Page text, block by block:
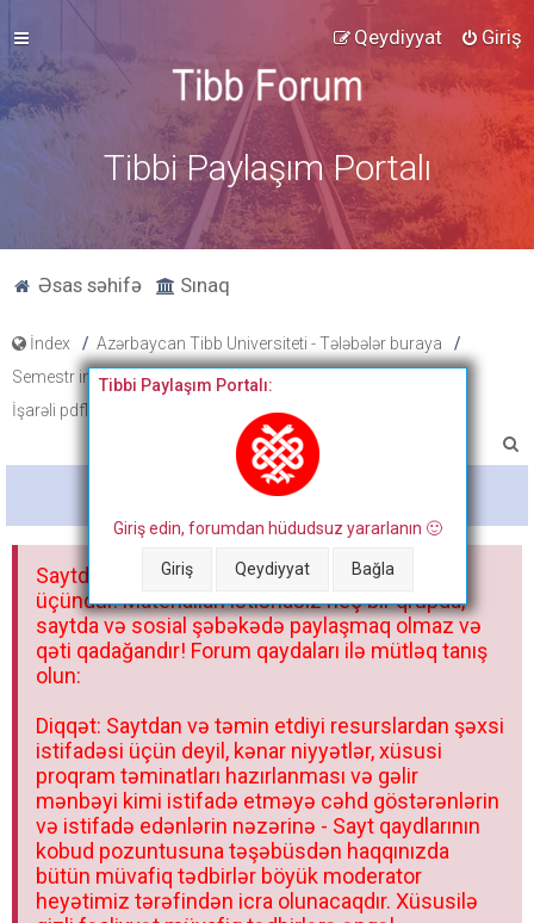
Giriş
Qeydiyyat
Tibbi Paylaşım Portalı
Əsas səhifə Sınaq
İndex
Azərbaycan Tibb Universiteti - Tələbələr buraya
Semestr imtahan testləri, cavabları və onların müzakirəsi
İşarəli pdflər (düzgün cavabları işarələnmiş)
a
Bitdi
Tibbi Paylaşım Portalı:
Giriş edin, forumdan hüdudsuz yararlanın 🙂
Giriş Qeydiyyat Bağla
Saytdakı materiallar yalnız fərdi istifadəniz
üçündür. Materialları istisnasız heç bir qrupda,
saytda və sosial şəbəkədə paylaşmaq olmaz və
qəti qadağandır! Forum qaydaları ilə mütləq tanış
olun:
Diqqət: Saytdan və təmin etdiyi resurslardan şəxsi
istifadəsi üçün deyil, kənar niyyətlər, xüsusi
proqram təminatları hazırlanması və gəlir
mənbəyi kimi istifadə etməyə cəhd göstərənlərin
və istifadə edənlərin nəzərinə - Sayt qaydlarının
kobud pozuntusuna təşəbüsdən haqqınızda
bütün müvafiq tədbirlər böyük moderator
heyətimiz tərəfindən icra olunacaqdır. Xüsusilə